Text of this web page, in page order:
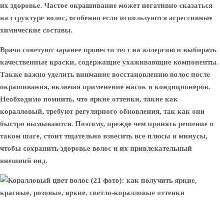
их здоровье. Частое окрашивание может негативно сказаться
на структуре волос, особенно если используются агрессивные
химические составы.
Врачи советуют заранее провести тест на аллергию и выбирать
качественные краски, содержащие ухаживающие компоненты.
Также важно уделить внимание восстановлению волос после
окрашивания, включая применение масок и кондиционеров.
Необходимо помнить, что яркие оттенки, такие как
коралловый, требуют регулярного обновления, так как они
быстро вымываются. Поэтому, прежде чем принять решение о
таком шаге, стоит тщательно взвесить все плюсы и минусы,
чтобы сохранить здоровье волос и их привлекательный
внешний вид.